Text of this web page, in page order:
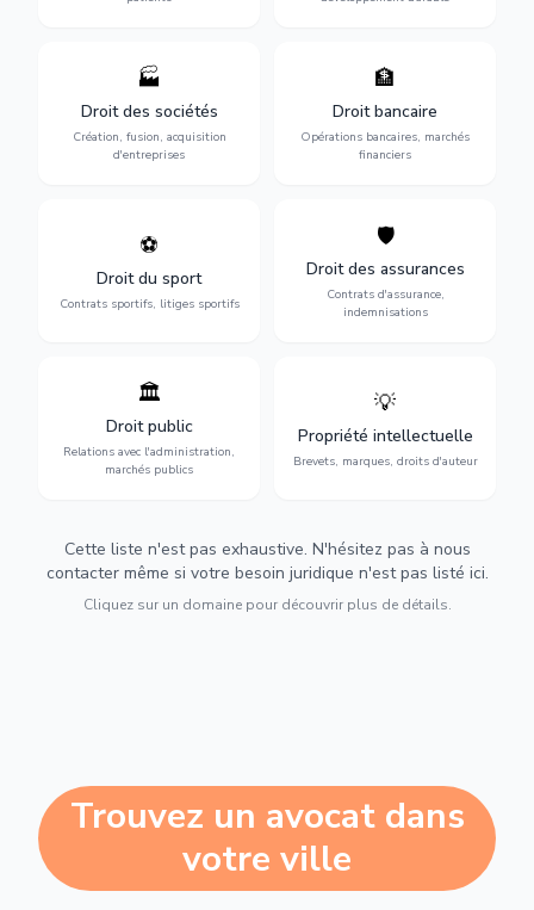
🏭
Droit des sociétés
Création, fusion, acquisition
d'entreprises
Structuration de votre
société : création, fusion-
acquisition, gouvernance et
restructuration.
🏦
Droit bancaire
Opérations bancaires, marchés
financiers
Gestion de vos opérations
financières : contentieux
bancaire, investissements et
régulation.
⚽
Droit du sport
Contrats sportifs, litiges sportifs
Expertise en droit sportif :
transferts, sponsoring et
contentieux.
🛡️
Droit des assurances
Contrats d'assurance,
indemnisations
Défense de vos intérêts :
contrats d'assurance,
sinistres et indemnisations
optimales.
🏛️
Droit public
Relations avec l'administration,
marchés publics
Gestion de vos relations
avec l'administration :
marchés publics,
urbanisme et contentieux.
💡
Propriété intellectuelle
Brevets, marques, droits d'auteur
Protection de vos créations
d'auteur et lutte contre la
contrefaçon.
Cette liste n'est pas exhaustive. N'hésitez pas à nous
contacter même si votre besoin juridique n'est pas listé ici.
Cliquez sur un domaine pour découvrir plus de détails.
Trouvez un avocat dans
votre ville